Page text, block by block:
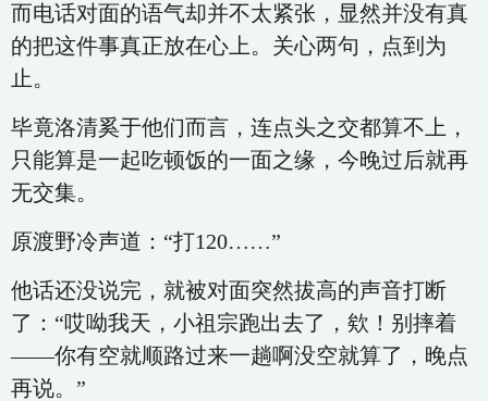
而电话对面的语气却并不太紧张，显然并没有真
的把这件事真正放在心上。关心两句，点到为
止。
毕竟洛清奚于他们而言，连点头之交都算不上，
只能算是一起吃顿饭的一面之缘，今晚过后就再
无交集。
原渡野冷声道：“打120……”
他话还没说完，就被对面突然拔高的声音打断
了：“哎呦我天，小祖宗跑出去了，欸！别摔着
——你有空就顺路过来一趟啊没空就算了，晚点
再说。”